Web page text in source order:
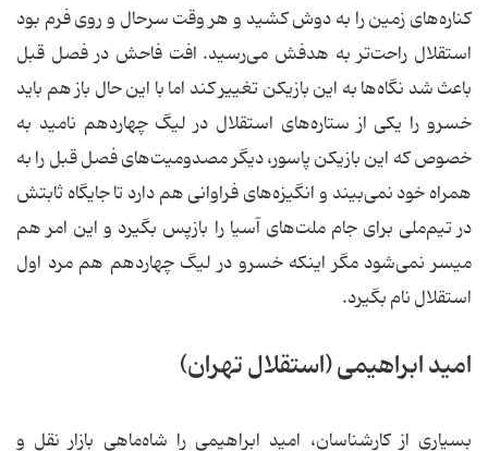
كناره‌های زمین را به دوش كشید و هر وقت سرحال و روی فرم بود
استقلال راحت‌تر به هدفش می‌رسید. افت فاحش در فصل قبل
باعث شد نگاه‌ها به این بازیكن تغییر كند اما با این حال باز هم باید
خسرو را یكی از ستاره‌های استقلال در لیگ چهاردهم نامید به
خصوص كه این بازیكن پاسور، دیگر مصدومیت‌های فصل قبل را به
همراه خود نمی‌بیند و انگیزه‌های فراوانی هم دارد تا جایگاه ثابتش
در تیم‌ملی برای جام ملت‌های آسیا را بازپس بگیرد و این امر هم
میسر نمی‌شود مگر اینكه خسرو در لیگ چهاردهم هم مرد اول
استقلال نام بگیرد.
امید ابراهیمی (استقلال تهران)
بسیاری از كارشناسان، امید ابراهیمی را شاه‌ماهی بازار نقل و